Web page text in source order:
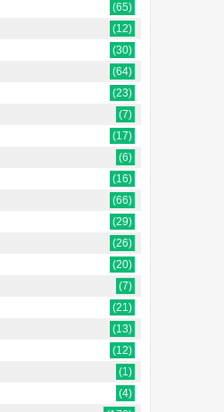
(65)
(12)
(30)
(64)
(23)
(7)
(17)
(6)
(16)
(66)
(29)
(26)
(20)
(7)
(21)
(13)
(12)
(1)
(4)